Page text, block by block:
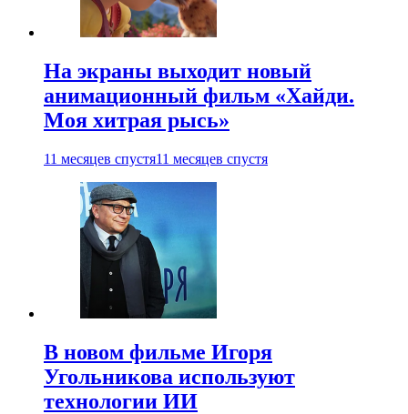
На экраны выходит новый
анимационный фильм «Хайди.
Моя хитрая рысь»
11 месяцев спустя11 месяцев спустя
В новом фильме Игоря
Угольникова используют
технологии ИИ